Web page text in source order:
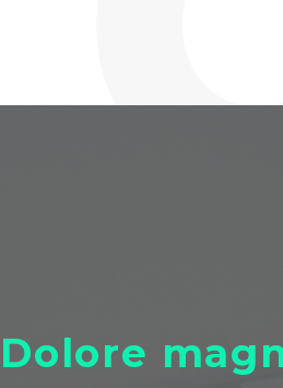
Dolore